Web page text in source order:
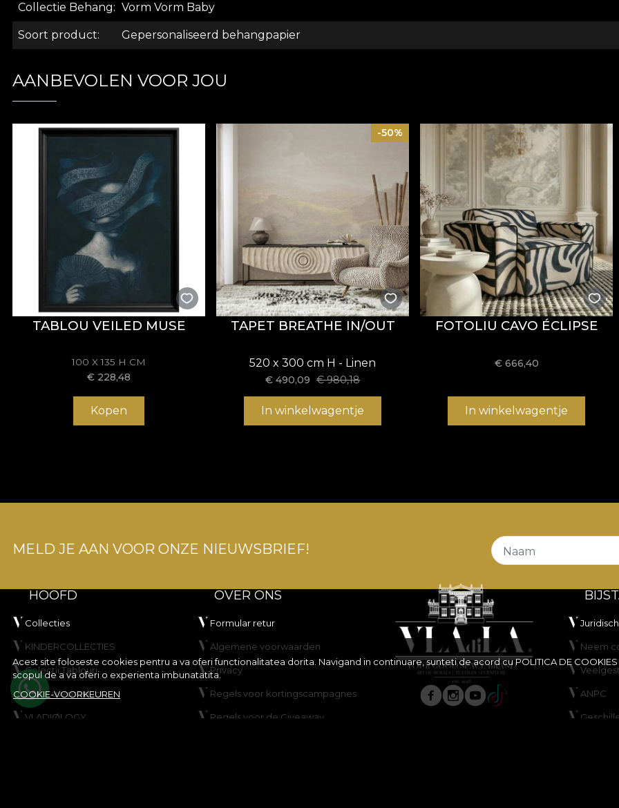
Collectie Behang Vorm Vorm Baby
Soort product Gepersonaliseerd behangpapier
AANBEVOLEN VOOR JOU
TABLOU VEILED MUSE
100 X 135 H CM
€ 228,48
Kopen
-50%
TAPET BREATHE IN/OUT
520 x 300 cm H - Linen
€ 490,09 €980,18
In winkelwagentje
FOTOLIU CAVO ÉCLIPSE
€ 666,40
In winkelwagentje
Acest site foloseste cookies pentru a va oferi functionalitatea dorita. Navigand in continuare, sunteti de acord cuPOLITICA DE COOKIES
scopul de a va oferi o experienta imbunatatita.
COOKIE-VOORKEUREN
MELD JE AAN VOOR ONZE NIEUWSBRIEF! Naam
HOOFD
Collecties
KINDERCOLLECTIES
Colectii Tablouri
Maak uw product
VLADIØLOGY
OVER ONS
Formular retur
Algemene voorwaarden
Privacy
Regels voor kortingscampagnes
Regels voor de Giveaway
Neem
ANPC